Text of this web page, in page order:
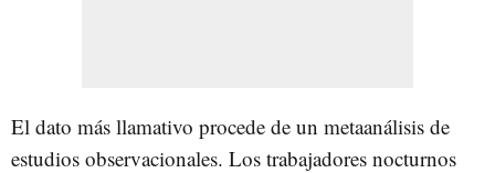
El dato más llamativo procede de un metaanálisis de
estudios observacionales. Los trabajadores nocturnos